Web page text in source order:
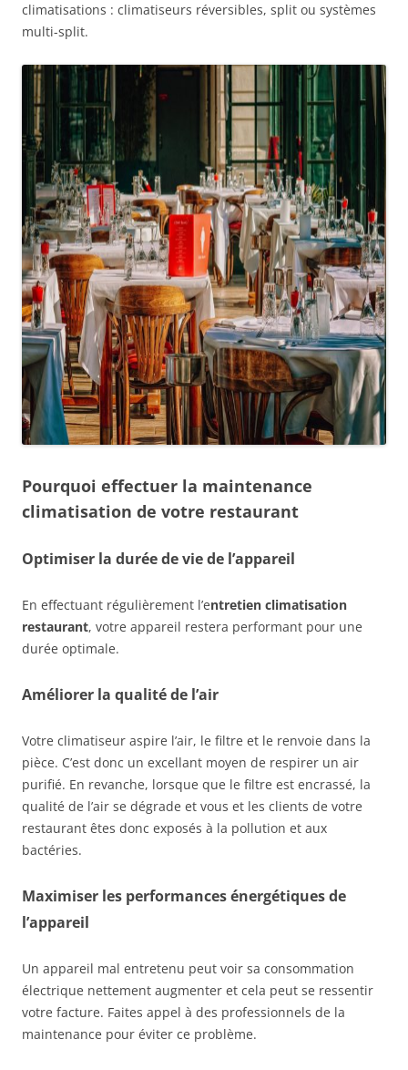
climatisations : climatiseurs réversibles, split ou systèmes
multi-split.
Pourquoi effectuer la maintenance
climatisation de votre restaurant
Optimiser la durée de vie de l’appareil
En effectuant régulièrement l’entretien climatisation
restaurant, votre appareil restera performant pour une
durée optimale.
Améliorer la qualité de l’air
Votre climatiseur aspire l’air, le filtre et le renvoie dans la
pièce. C’est donc un excellant moyen de respirer un air
purifié. En revanche, lorsque que le filtre est encrassé, la
qualité de l’air se dégrade et vous et les clients de votre
restaurant êtes donc exposés à la pollution et aux
bactéries.
Maximiser les performances énergétiques de
l’appareil
Un appareil mal entretenu peut voir sa consommation
électrique nettement augmenter et cela peut se ressentir
votre facture. Faites appel à des professionnels de la
maintenance pour éviter ce problème.